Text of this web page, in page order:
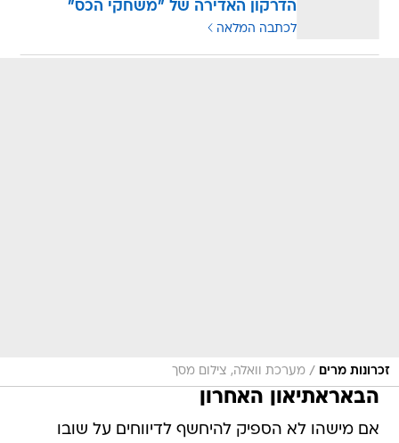
הדרקון האדירה של "משחקי הכס"
לכתבה המלאה
זכרונות מרים / מערכת וואלה, צילום מסך
הבאראתיאון האחרון
אם מישהו לא הספיק להיחשף לדיווחים על שובו